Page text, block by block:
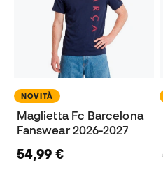
NOVITÀ
Maglietta Fc Barcelona
Fanswear 2026-2027
54,99 €